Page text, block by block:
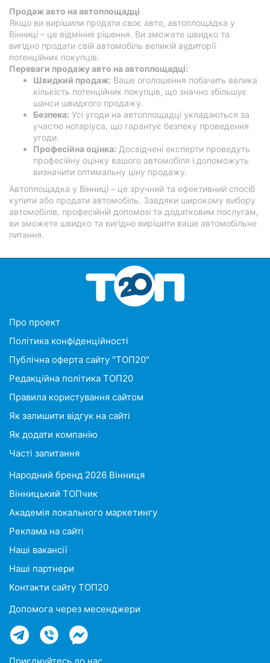
Продаж авто на автоплощадці
Якщо ви вирішили продати своє авто, автоплощадка у
Вінниці – це відмінне рішення. Ви зможете швидко та
вигідно продати свій автомобіль великій аудиторії
потенційних покупців.
Переваги продажу авто на автоплощадці:
Швидкий продаж: Ваше оголошення побачить велика
кількість потенційних покупців, що значно збільшує
шанси швидкого продажу.
Безпека: Усі угоди на автоплощадці укладаються за
участю нотаріуса, що гарантує безпеку проведення
угоди.
Професійна оцінка: Досвідчені експерти проведуть
професійну оцінку вашого автомобіля і допоможуть
визначити оптимальну ціну продажу.
Автоплощадка у Вінниці – це зручний та ефективний спосіб
купити або продати автомобіль. Завдяки широкому вибору
автомобілів, професійній допомозі та додатковим послугам,
ви зможете швидко та вигідно вирішити ваше автомобільне
питання.
Про проект
Політика конфіденційності
Публічна оферта сайту "ТОП20"
Редакційна політика ТОП20
Правила користування сайтом
Як залишити відгук на сайті
Як додати компанію
Часті запитання
Народний бренд 2026 Вінниця
Вінницький ТОПчик
Академія локального маркетингу
Реклама на сайті
Наші вакансії
Наші партнери
Контакти сайту ТОП20
Допомога через месенджери